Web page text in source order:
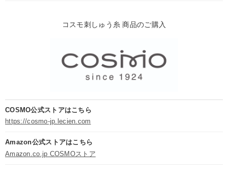
コスモ刺しゅう糸 商品のご購入
COSMO公式ストアはこちら
https://cosmo-jp.lecien.com
Amazon公式ストアはこちら
Amazon.co.jp COSMOストア